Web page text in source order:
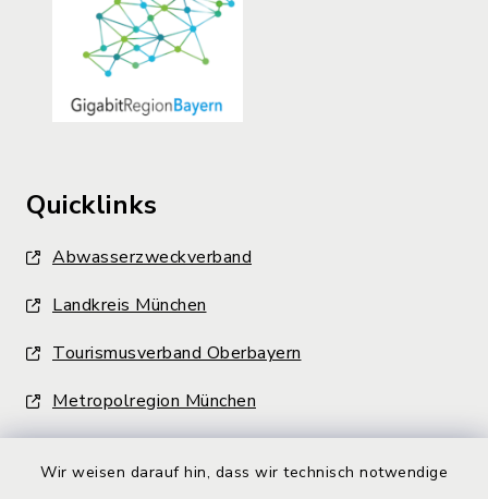
Wir weisen darauf hin, dass wir technisch notwendige
Quicklinks
Abwasserzweckverband
Landkreis München
Tourismusverband Oberbayern
Metropolregion München